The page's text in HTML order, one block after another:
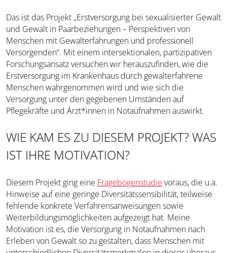
Das ist das Projekt „Erstversorgung bei sexualisierter Gewalt
und Gewalt in Paarbeziehungen – Perspektiven von
Menschen mit Gewalterfahrungen und professionell
Versorgenden“. Mit einem intersektionalen, partizipativen
Forschungsansatz versuchen wir herauszufinden, wie die
Erstversorgung im Krankenhaus durch gewalterfahrene
Menschen wahrgenommen wird und wie sich die
Versorgung unter den gegebenen Umständen auf
Pflegekräfte und Ärzt*innen in Notaufnahmen auswirkt.
WIE KAM ES ZU DIESEM PROJEKT? WAS
IST IHRE MOTIVATION?
Diesem Projekt ging eine Fragebogenstudie voraus, die u.a.
Hinweise auf eine geringe Diversitätssensibilität, teilweise
fehlende konkrete Verfahrensanweisungen sowie
Weiterbildungsmöglichkeiten aufgezeigt hat. Meine
Motivation ist es, die Versorgung in Notaufnahmen nach
Erleben von Gewalt so zu gestalten, dass Menschen mit